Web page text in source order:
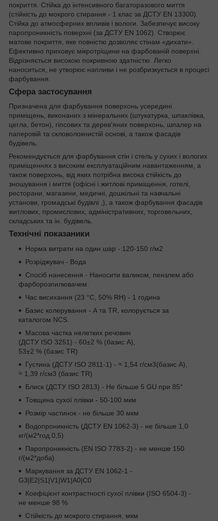
покриття. Стійка до інтенсивного багаторазового миття
(стійкість до мокрого стирання - 1 клас за ДСТУ EN 13300).
Стійка до атмосферних впливів і вологи. Забезпечує високу
паропроникність поверхні (за ДСТУ EN 1062). Створює
матове покриття, яке повністю дозволяє стінам «дихати».
Ефективно приховує мікротріщини на фарбованій поверхні.
Відрізняється високою покривною здатністю. Легко
наноситься, не утворює напливи і не розбризкується в процесі
фарбування.
Сфера застосування
Призначена для фарбування поверхонь усередині
приміщень, виконаних з мінеральних (штукатурка, шпаклівка,
цегла, бетон), гіпсових та дерев'яних поверхонь, шпалер на
паперовій та скловолокнистій основі, а також фасадів
будівель.
Рекомендується для фарбування стін і стель у сухих і вологих
приміщеннях з високим експлуатаційним навантаженням, а
також поверхонь, від яких потрібна висока стійкість до
зношування і миття (офісні і житлові приміщення, готелі,
ресторани, магазини, медичні, дошкільні та навчальні
установи, громадські будівлі ,), а також фарбування фасадів
житлових, промислових, адміністративних, торговельних,
складських та ін. будівель.
Технічні показаники
Норма витрати на один шар - 120-150 г/м2
Розріджувач - Вода
Спосіб нанесення - Наносити валиком, пензлем або
фарборозпилювачем.
Час висихання (23 °С, 50% RH) - 1 година
Базис колерування - А та TR, колорується за
каталогом NCS.
Масова частка нелетких речовин
(ДСТУ ISO 3251) - 60±2 % (базис А),
53±2 % (базис TR)
Густина (ДСТУ ISO 2811-1) - ≈ 1,54 г/см3(базис А),
≈ 1,39 г/см3 (базис TR)
Блиск (ДСТУ ISO 2813) - Не більше 5 GU при 85°
Товщина сухої плівки - 50-100 мкм
Розмір частинок - не більше 30 мкм
Водопроникність (ДСТУ EN 1062-3) - не більше 1,0
кг/(м2*год. 0,5)
Паропроникність (EN ISO 7783-2) - не менше 150
г/(м2*доба)
Маркування за ДСТУ EN 1062-1 -
G3|E2|S1 |V1 |W1 |A0|C0
Коефіцієнт контрастності сухої плівки (ISO 6504-3) -
не менше 98 %
Стійкість до мокрого стирання, мкм